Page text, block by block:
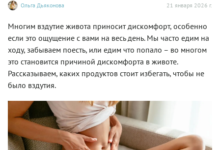
Ольга Дьяконова 21 января 2026 г.
Многим вздутие живота приносит дискомфорт, особенно
если это ощущение с вами на весь день. Мы часто едим на
ходу, забываем поесть, или едим что попало – во многом
это становится причиной дискомфорта в животе.
Рассказываем, каких продуктов стоит избегать, чтобы не
было вздутия.